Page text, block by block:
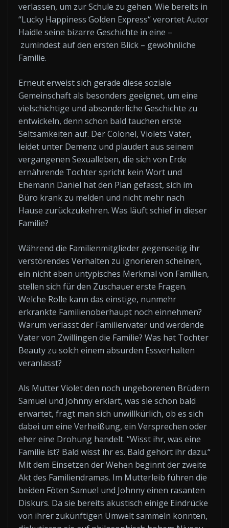
verlassen, um zur Schule zu gehen. Wie bereits in
“Lucky Happiness Golden Express“ verortet Autor
Haidle seine bizarre Geschichte in eine –
zumindest auf den ersten Blick – gewöhnliche
Familie.
Erneut erweist sich gerade diese soziale
Gemeinschaft als besonders geeignet, um eine
vielschichtige und absonderliche Geschichte zu
entwickeln, denn schon bald tauchen erste
Seltsamkeiten auf. Der Colonel, Violets Vater,
leidet unter Demenz und plaudert aus seinem
vergangenen Sexualleben, die sich von Erde
ernährende Tochter spricht kein Wort und
Ehemann Daniel hat den Plan gefasst, sich im
Büro krank zu melden und nicht mehr nach
Hause zurückzukehren. Was läuft schief in dieser
Familie?
Während die Familienmitglieder gegenseitig ihr
verstörendes Verhalten zu ignorieren scheinen,
ein nicht eben untypisches Merkmal von Familien,
stellen sich für den Zuschauer erste Fragen.
Welche Rolle kann das einstige, nunmehr
erkrankte Familienoberhaupt noch einnehmen?
Warum verlässt der Familienvater und werdende
Vater von Zwillingen die Familie? Was hat Tochter
Beauty zu solch einem absurden Essverhalten
veranlasst?
Als Mutter Violet den noch ungeborenen Brüdern
Samuel und Johnny erklärt, was sie schon bald
erwartet, fragt man sich unwillkürlich, ob es sich
dabei um eine Verheißung, ein Versprechen oder
eher eine Drohung handelt. “Wisst ihr, was eine
Familie ist? Bald wisst ihr es. Bald gehört ihr dazu.“
Mit dem Einsetzen der Wehen beginnt der zweite
Akt des Familiendramas. Im Mutterleib führen die
beiden Föten Samuel und Johnny einen rasanten
Diskurs. Da sie bereits akustisch einige Eindrücke
von ihrer zukünftigen Umwelt sammeln konnten,